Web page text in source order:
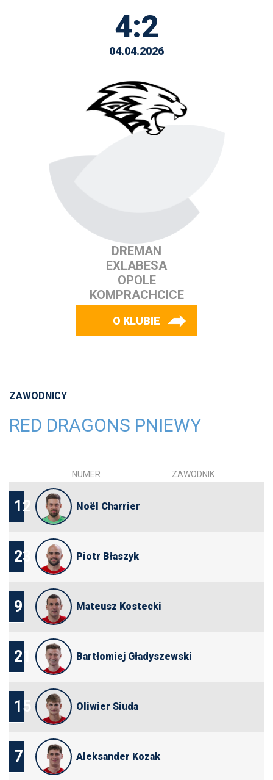
4:2
04.04.2026
DREMAN
EXLABESA
OPOLE
KOMPRACHCICE
O KLUBIE
ZAWODNICY
RED DRAGONS PNIEWY
NUMER ZAWODNIK
12 Noël Charrier
23 Piotr Błaszyk
9 Mateusz Kostecki
21 Bartłomiej Gładyszewski
15 Oliwier Siuda
7 Aleksander Kozak